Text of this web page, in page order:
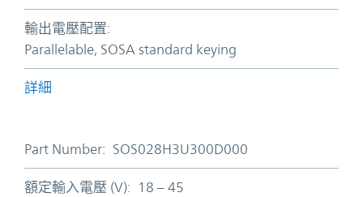
輸出電壓配置:
Parallelable, SOSA standard keying
詳細
Part Number: SOS028H3U300D000
額定輸入電壓 (V): 18 – 45